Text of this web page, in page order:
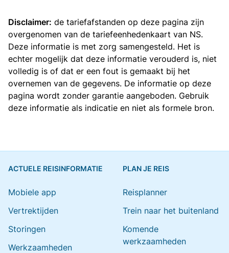
Disclaimer: de tariefafstanden op deze pagina zijn
overgenomen van de tariefeenhedenkaart van NS.
Deze informatie is met zorg samengesteld. Het is
echter mogelijk dat deze informatie verouderd is, niet
volledig is of dat er een fout is gemaakt bij het
overnemen van de gegevens. De informatie op deze
pagina wordt zonder garantie aangeboden. Gebruik
deze informatie als indicatie en niet als formele bron.
ACTUELE REISINFORMATIE
Mobiele app
Vertrektijden
Storingen
Werkzaamheden
PLAN JE REIS
Reisplanner
Trein naar het buitenland
Komende
werkzaamheden